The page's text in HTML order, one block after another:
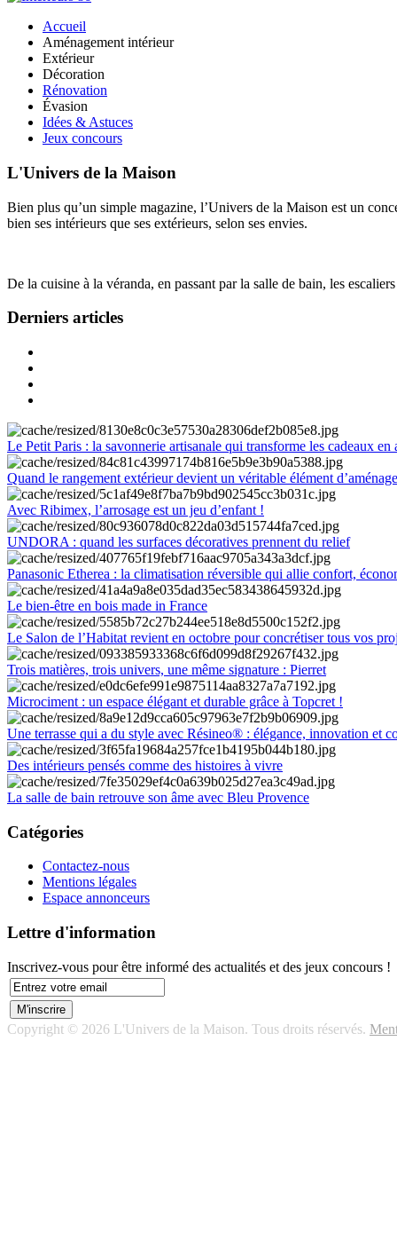
Accueil
Aménagement intérieur
Extérieur
Décoration
Rénovation
Évasion
Idées & Astuces
Jeux concours
L'Univers de la Maison
Bien plus qu’un simple magazine, l’Univers de la Maison est un
bien ses intérieurs que ses extérieurs, selon ses envies.
De la cuisine à la véranda, en passant par la salle de bain, les
Derniers articles
Le Petit Paris : la savonnerie artisanale qui transforme les cadeaux en
Quand le rangement extérieur devient un véritable élément
Avec Ribimex, l’arrosage est un jeu d’enfant !
UNDORA : quand les surfaces décoratives prennent du relief
Panasonic Etherea : la climatisation réversible qui allie confort,
Le bien-être en bois made in France
Le Salon de l’Habitat revient en octobre pour concrétiser tous vos
Trois matières, trois univers, une même signature : Pierret
Microciment : un espace élégant et durable grâce à Topcret !
Une terrasse qui a du style avec Résineo® : élégance, innovation et
Des intérieurs pensés comme des histoires à vivre
La salle de bain retrouve son âme avec Bleu Provence
Catégories
Contactez-nous
Mentions légales
Espace annonceurs
Lettre d'information
Inscrivez-vous pour être informé des actualités et des jeux concours !
Copyright © 2026 L'Univers de la Maison. Tous droits réservés.